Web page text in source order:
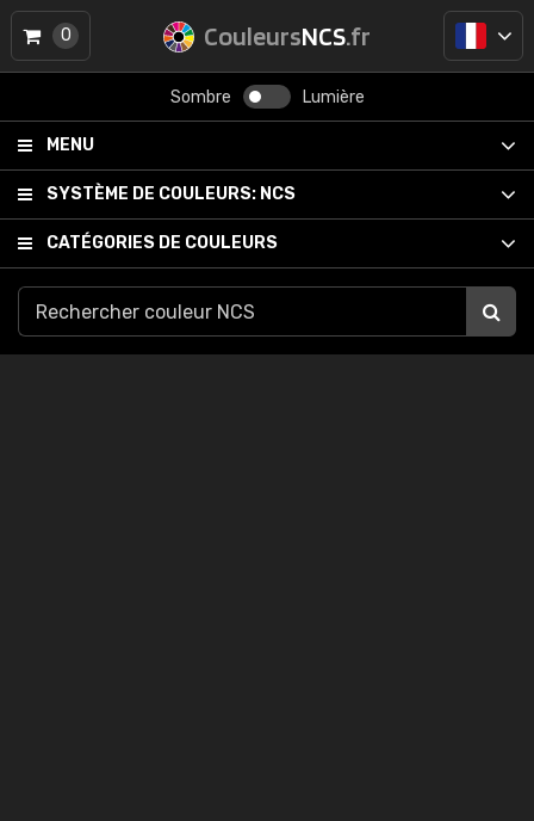
CouleursNCS.fr
Sombre Lumière
MENU
SYSTÈME DE COULEURS: NCS
CATÉGORIES DE COULEURS
0